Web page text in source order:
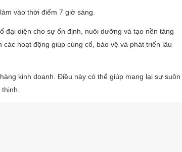
vào thời điểm 7 giờ sáng.
đại diện cho sự ổn định, nuôi dưỡng và tạo nền tảng
hoạt động giúp củng cố, bảo vệ và phát triển lâu
kinh doanh. Điều này có thể giúp mang lại sự suôn